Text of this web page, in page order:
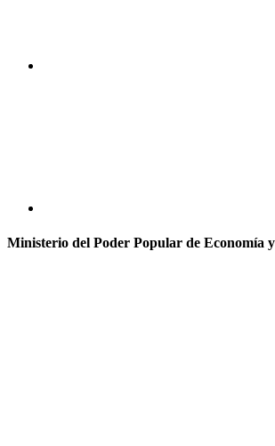
Ministerio del Poder Popular de Economía